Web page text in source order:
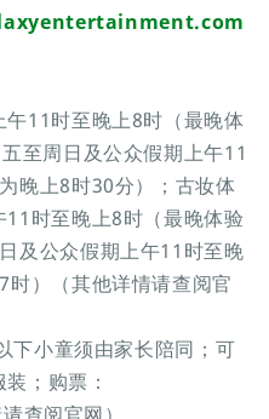
11时至晚上8时（最晚体
至周日及公众假期上午11
晚上8时30分）；古妆体
时至晚上8时（最晚体验
及公众假期上午11时至晚
）（其他详情请查阅官
下小童须由家长陪同；可
；购票：